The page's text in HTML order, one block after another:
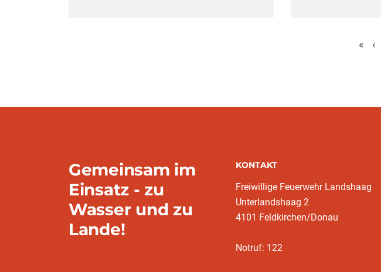
« ‹
Gemeinsam im
Einsatz - zu
Wasser und zu
Lande!
KONTAKT
Freiwillige Feuerwehr Landshaag
Unterlandshaag 2
4101 Feldkirchen/Donau
Notruf: 122